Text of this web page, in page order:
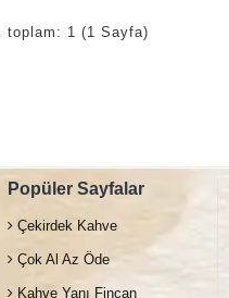
toplam: 1 (1 Sayfa)
Popüler Sayfalar
Çekirdek Kahve
Çok Al Az Öde
Kahve Yanı Fincan